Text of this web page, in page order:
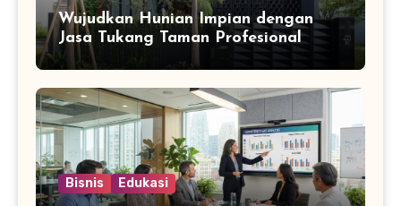
Wujudkan Hunian Impian dengan
Jasa Tukang Taman Profesional
Bisnis Edukasi